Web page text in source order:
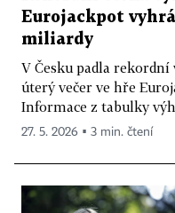
Eurojackpot
miliardy
V Česku padla
úterý večer ve hře
Informace z tabulky
27. 5. 2026 ▪ 3 min. čtení